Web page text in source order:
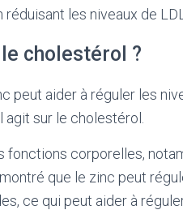
les niveaux de LDL.
cholestérol ?
peut aider à réguler les
sur le cholestérol.
fonctions corporelles,
que le zinc peut
ce qui peut aider à